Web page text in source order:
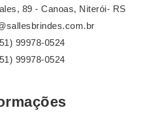
89 - Canoas, Niterói- RS
99978-0524
99978-0524